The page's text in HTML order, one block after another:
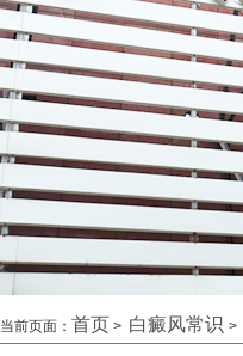
当前页面： 首页 > 白癜风常识 >